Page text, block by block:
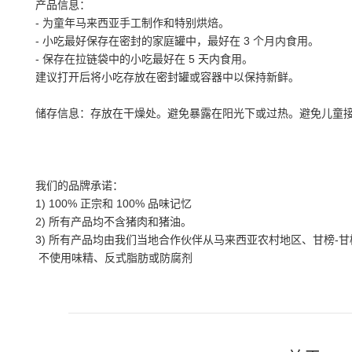
产品信息：
- 为童年马来西亚手工制作和特别烘焙。
- 小吃最好保存在密封的家庭罐中，最好在 3 个月内食用。
- 保存在拉链袋中的小吃最好在 5 天内食用。
建议打开后将小吃存放在密封罐或容器中以保持新鲜。
储存信息：存放在干燥处。避免暴露在阳光下或过热。避免儿童
我们的品牌承诺：
1) 100% 正宗和 100% 品味记忆
2) 所有产品均不含猪肉和猪油。
3) 所有产品均由我们当地合作伙伴从马来西亚农村地区、甘榜-甘
不使用味精、反式脂肪或防腐剂